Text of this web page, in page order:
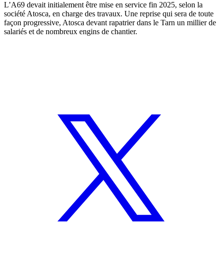
L’A69 devait initialement être mise en service fin 2025, selon la
société Atosca, en charge des travaux. Une reprise qui sera de toute
façon progressive, Atosca devant rapatrier dans le Tarn un millier de
salariés et de nombreux engins de chantier.